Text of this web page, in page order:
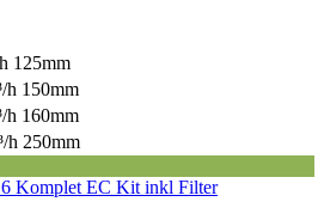
125mm
h 150mm
h 160mm
h 250mm